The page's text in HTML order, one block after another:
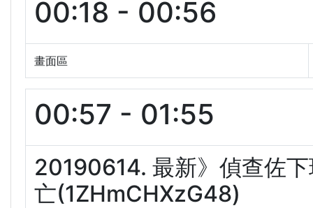
00:18 - 00:56
畫面區
00:57 - 01:55
20190614. 最新》偵查佐
亡(1ZHmCHXzG48)